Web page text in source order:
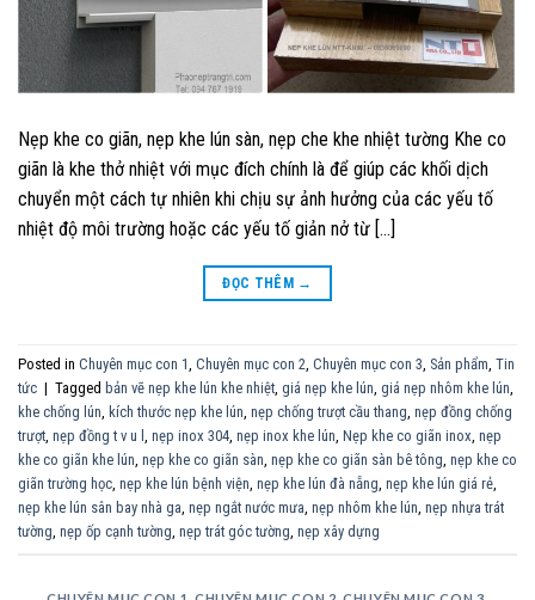
Nẹp khe co giãn, nẹp khe lún sàn, nẹp che khe nhiệt tường Khe co
giãn là khe thở nhiệt với mục đích chính là để giúp các khối dịch
chuyển một cách tự nhiên khi chịu sự ảnh hưởng của các yếu tố
nhiệt độ môi trường hoặc các yếu tố giản nở từ […]
ĐỌC THÊM →
Posted in Chuyên mục con 1, Chuyên mục con 2, Chuyên mục con 3, Sản phẩm, Tin
tức | Tagged bản vẽ nẹp khe lún khe nhiệt, giá nẹp khe lún, giá nẹp nhôm khe lún,
khe chống lún, kích thước nẹp khe lún, nẹp chống trượt cầu thang, nẹp đồng chống
trượt, nẹp đồng t v u l , nẹp inox 304, nẹp inox khe lún, Nẹp khe co giãn inox, nẹp
khe co giãn khe lún, nẹp khe co giãn sàn, nẹp khe co giãn sàn bê tông, nẹp khe co
giãn trường học, nẹp khe lún bệnh viện, nẹp khe lún đà nẵng, nẹp khe lún giá rẻ,
nẹp khe lún sân bay nhà ga, nẹp ngắt nước mưa, nẹp nhôm khe lún, nẹp nhựa trát
tường, nẹp ốp cạnh tường, nẹp trát góc tường, nẹp xây dựng